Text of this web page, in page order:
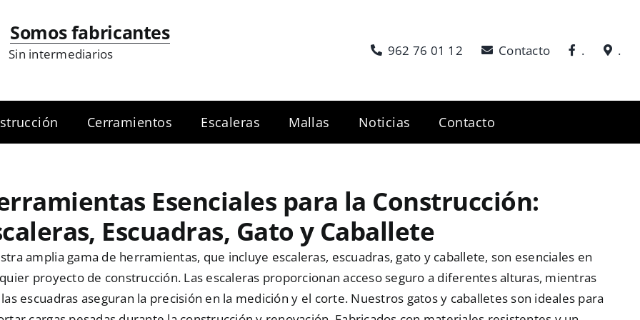
Somos fabricantes
Sin intermediarios 962 76 01 12 Contacto . .
Cerramientos Escaleras Mallas Noticias Contacto
Esenciales para la Construcción:
Escuadras, Gato y Caballete
amplia gama de herramientas, que incluye escaleras, escuadras, gato y caballete, son esenciales en
proyecto de construcción. Las escaleras proporcionan acceso seguro a diferentes alturas, mientras
escuadras aseguran la precisión en la medición y el corte. Nuestros gatos y caballetes son ideales para